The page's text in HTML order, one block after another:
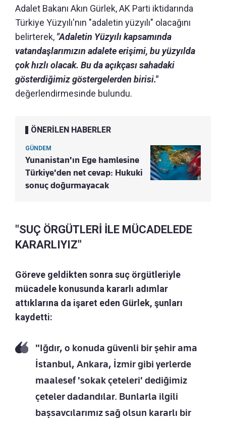
Adalet Bakanı Akın Gürlek, AK Parti iktidarında
Türkiye Yüzyılı'nın "adaletin yüzyılı" olacağını
belirterek, "Adaletin Yüzyılı kapsamında
vatandaşlarımızın adalete erişimi, bu yüzyılda
çok hızlı olacak. Bu da açıkçası sahadaki
gösterdiğimiz göstergelerden birisi."
değerlendirmesinde bulundu.
ÖNERİLEN HABERLER
GÜNDEM
Yunanistan'ın Ege hamlesine
Türkiye'den net cevap: Hukuki
sonuç doğurmayacak
"SUÇ ÖRGÜTLERİ İLE MÜCADELEDE
KARARLIYIZ"
Göreve geldikten sonra suç örgütleriyle
mücadele konusunda kararlı adımlar
attıklarına da işaret eden Gürlek, şunları
kaydetti:
"Iğdır, o konuda güvenli bir şehir ama
İstanbul, Ankara, İzmir gibi yerlerde
maalesef 'sokak çeteleri' dediğimiz
çeteler dadandılar. Bunlarla ilgili
başsavcılarımız sağ olsun kararlı bir